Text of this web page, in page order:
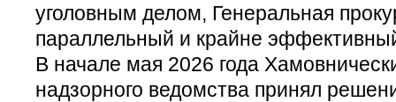
уголовным делом, Генеральная
параллельный и крайне
В начале мая 2026 года
надзорного ведомства принял